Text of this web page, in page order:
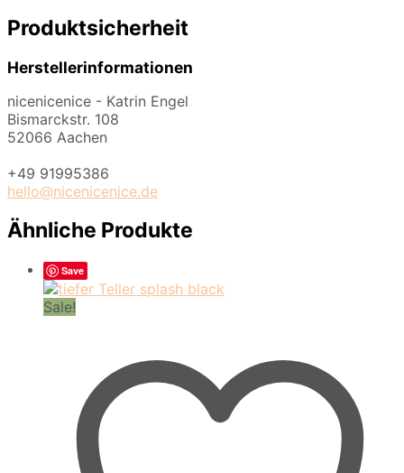
Produktsicherheit
Herstellerinformationen
nicenicenice - Katrin Engel
Bismarckstr. 108
52066 Aachen
+49 91995386
hello@nicenicenice.de
Ähnliche Produkte
Save
Sale!